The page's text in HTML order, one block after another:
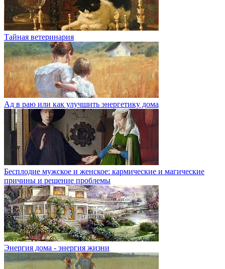
Тайная ветеринария
Ад в раю или как улучшить энергетику дома
Бесплодие мужское и женское: кармические и магические
причины и решение проблемы
Энергия дома - энергия жизни